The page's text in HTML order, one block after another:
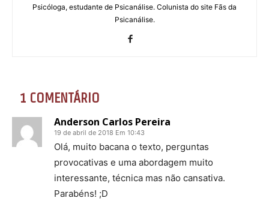
Psicóloga, estudante de Psicanálise. Colunista do site Fãs da
Psicanálise.
1 COMENTÁRIO
Anderson Carlos Pereira
19 de abril de 2018 Em 10:43
Olá, muito bacana o texto, perguntas
provocativas e uma abordagem muito
interessante, técnica mas não cansativa.
Parabéns! ;D